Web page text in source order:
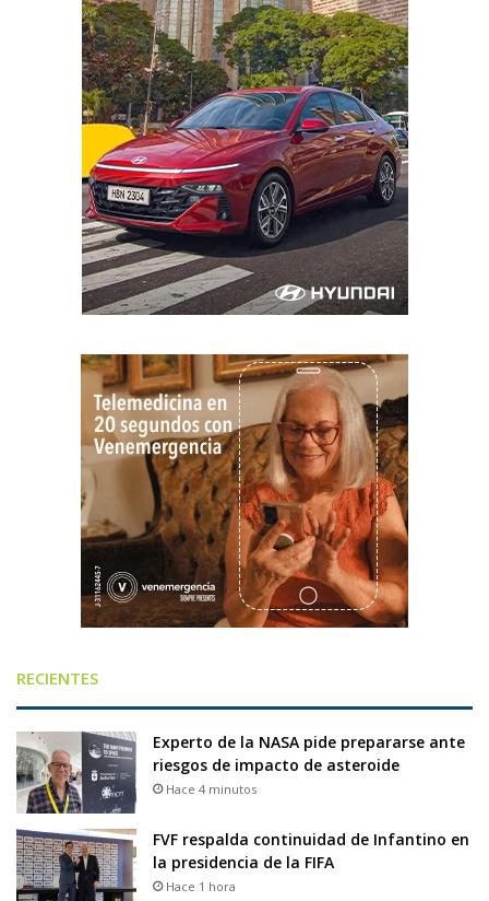
RECIENTES
Experto de la NASA pide prepararse ante
riesgos de impacto de asteroide
Hace 4 minutos
FVF respalda continuidad de Infantino en
la presidencia de la FIFA
Hace 1 hora